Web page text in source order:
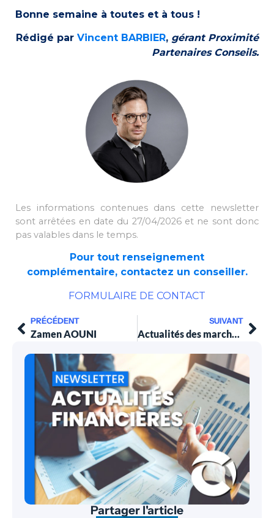
Bonne semaine à toutes et à tous !
Rédigé par Vincent BARBIER, gérant Proximité
Partenaires Conseils.
Les informations contenues dans cette newsletter
sont arrêtées en date du 27/04/2026 et ne sont donc
pas valables dans le temps.
Pour tout renseignement
complémentaire, contactez un conseiller.
FORMULAIRE DE CONTACT
PRÉCÉDENT
Zamen AOUNI
SUIVANT
Actualités des marchés financiers au 4 mai 2026
Partager l'article